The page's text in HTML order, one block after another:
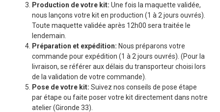
Production de votre kit: Une fois la maquette validée,
nous lançons votre kit en production (1 à 2 jours ouvrés).
Toute maquette validée après 12h00 sera traitée le
lendemain.
Préparation et expédition: Nous préparons votre
commande pour expédition (1 à 2 jours ouvrés). (Pour la
livraison, se référer aux délais du transporteur choisi lors
de la validation de votre commande).
Pose de votre kit: Suivez nos conseils de pose étape
par étape ou faite poser votre kit directement dans notre
atelier (Gironde 33).